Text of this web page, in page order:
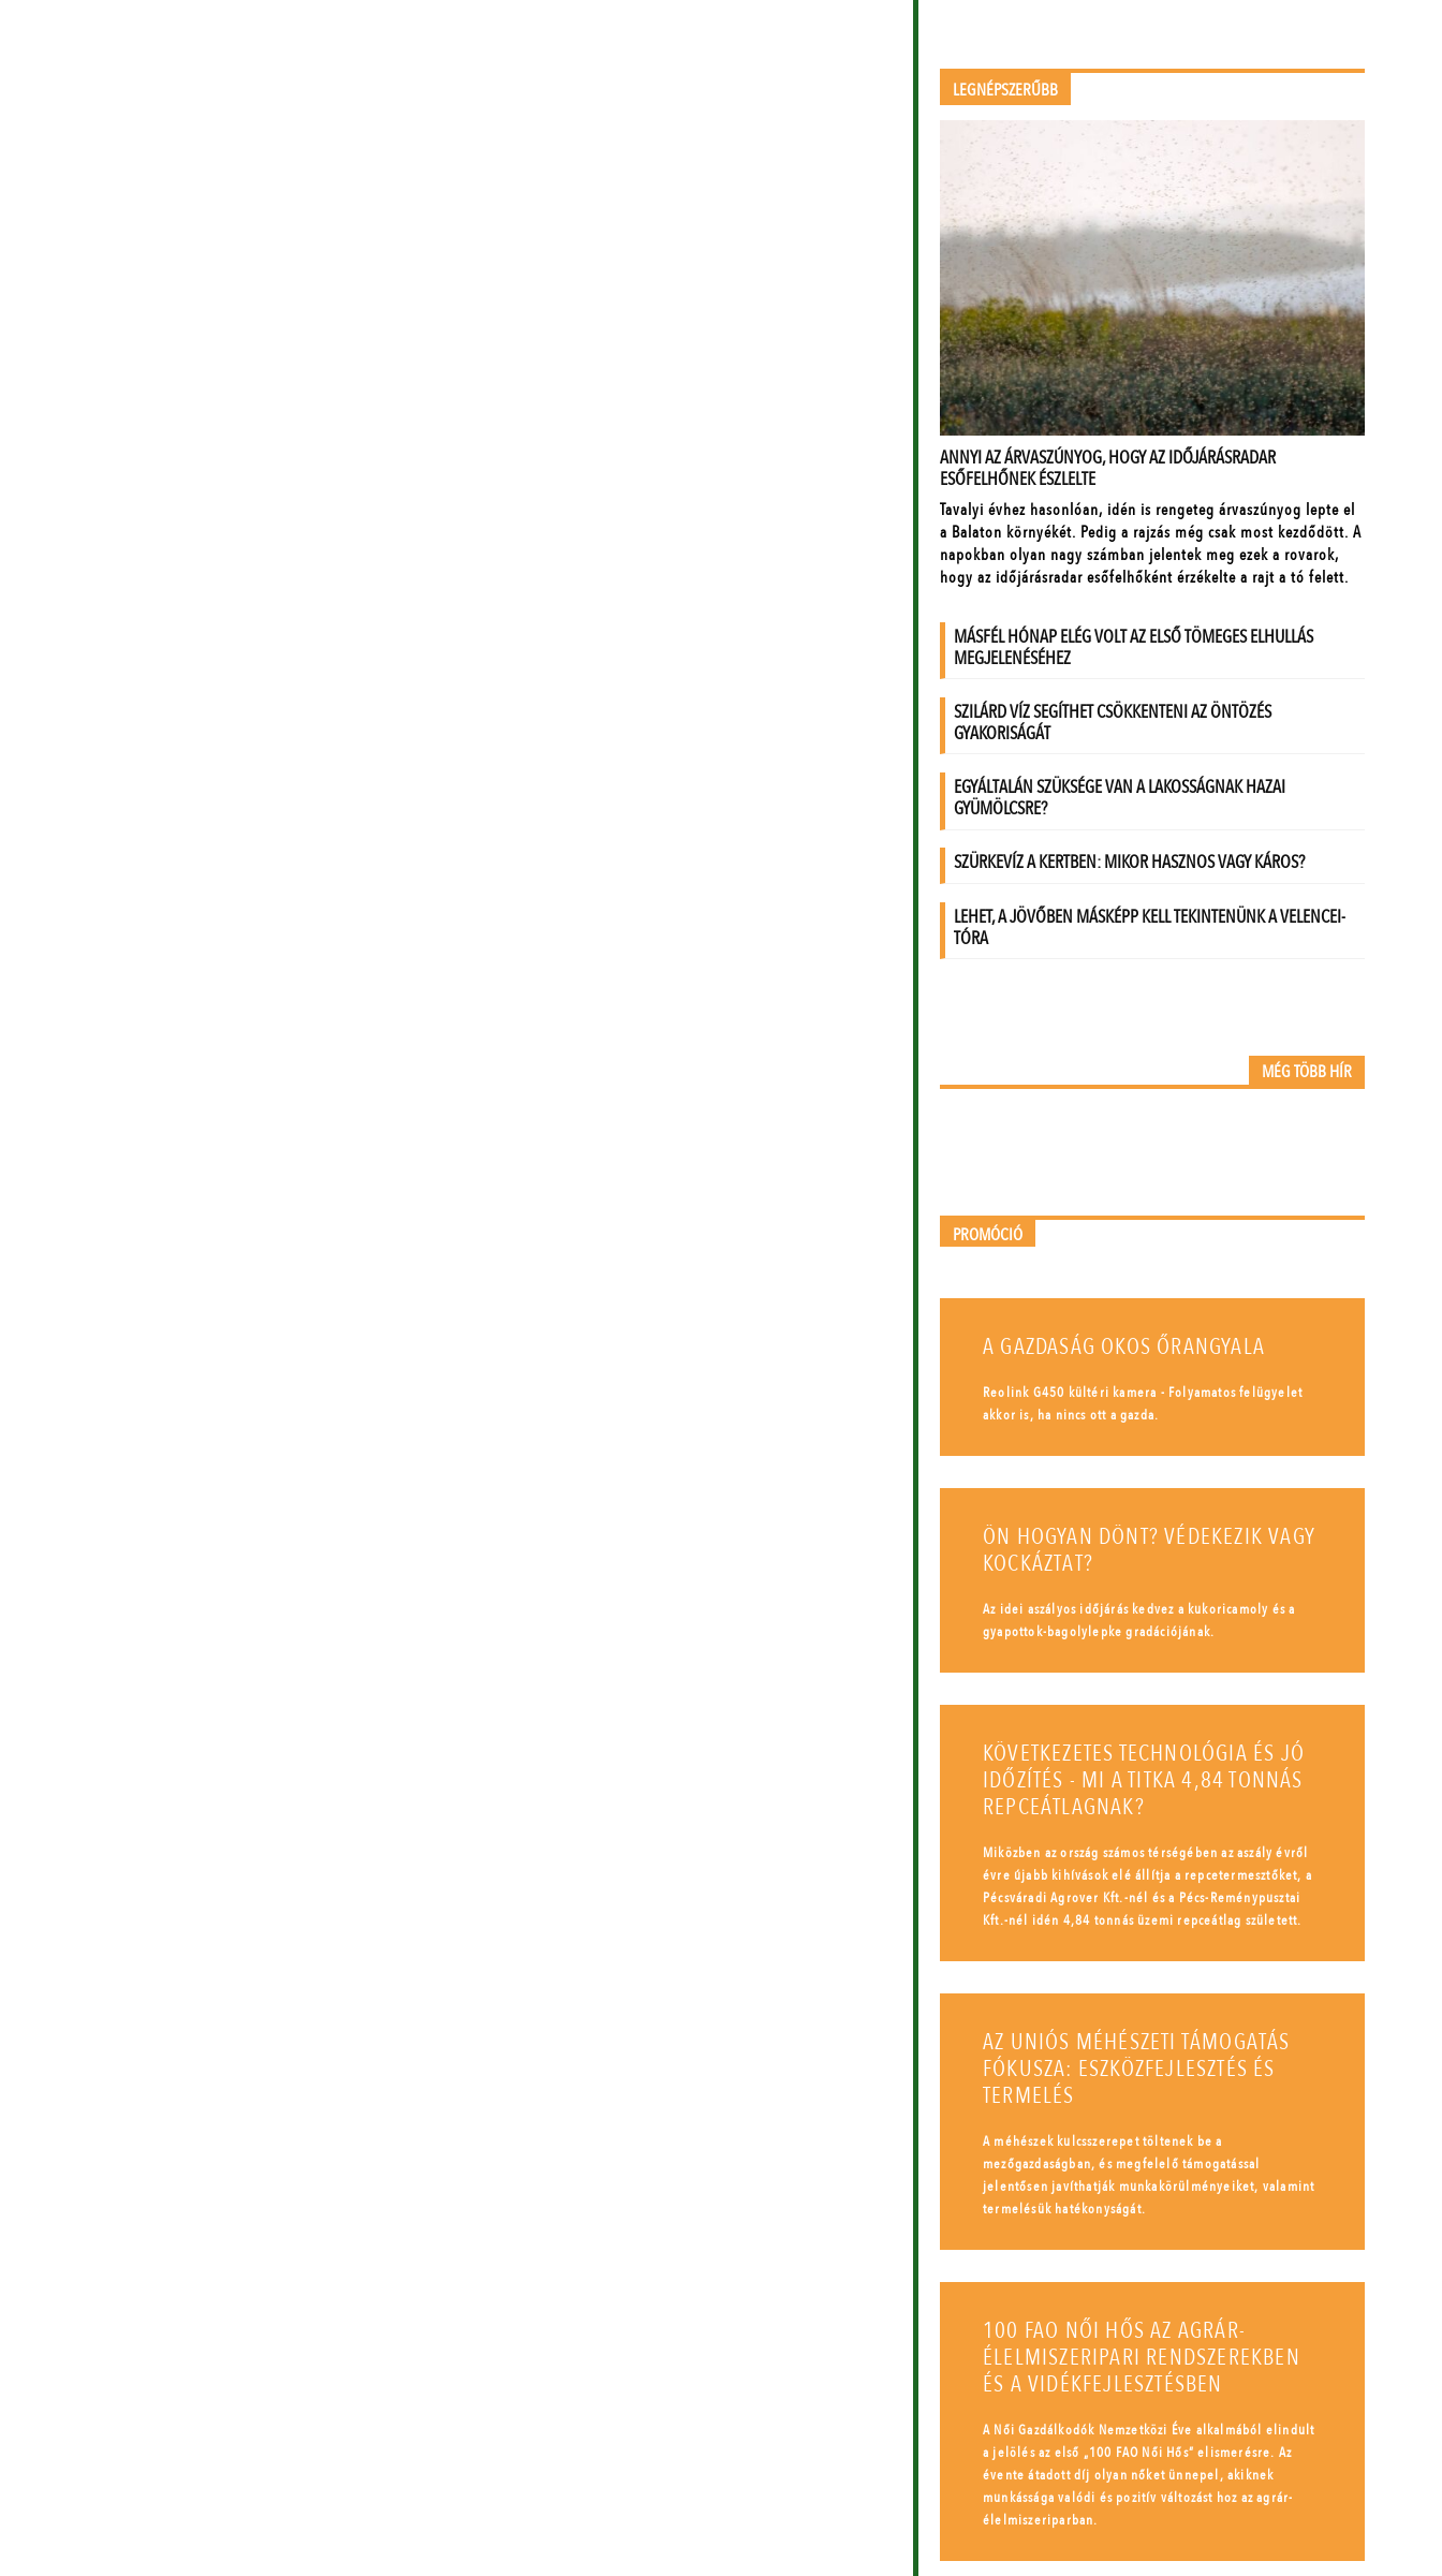
LEGNÉPSZERŰBB
MÉG TÖBB HÍR
PROMÓCIÓ
A GAZDASÁG OKOS ŐRANGYALA
Reolink G450 kültéri kamera - Folyamatos felügyelet
akkor is, ha nincs ott a gazda.
ÖN HOGYAN DÖNT? VÉDEKEZIK VAGY
KOCKÁZTAT?
Az idei aszályos időjárás kedvez a kukoricamoly és a
gyapottok-bagolylepke gradációjának.
KÖVETKEZETES TECHNOLÓGIA ÉS JÓ
IDŐZÍTÉS - MI A TITKA 4,84 TONNÁS
REPCEÁTLAGNAK?
Miközben az ország számos térségében az aszály évről
évre újabb kihívások elé állítja a repcetermesztőket, a
Pécsváradi Agrover Kft.-nél és a Pécs-Reménypusztai
Kft.-nél idén 4,84 tonnás üzemi repceátlag született.
AZ UNIÓS MÉHÉSZETI TÁMOGATÁS
FÓKUSZA: ESZKÖZFEJLESZTÉS ÉS
TERMELÉS
A méhészek kulcsszerepet töltenek be a
mezőgazdaságban, és megfelelő támogatással
jelentősen javíthatják munkakörülményeiket, valamint
termelésük hatékonyságát.
100 FAO NŐI HŐS AZ AGRÁR-
ÉLELMISZERIPARI RENDSZEREKBEN
ÉS A VIDÉKFEJLESZTÉSBEN
A Női Gazdálkodók Nemzetközi Éve alkalmából elindult
a jelölés az első „100 FAO Női Hős” elismerésre. Az
évente átadott díj olyan nőket ünnepel, akiknek
munkássága valódi és pozitív változást hoz az agrár-
élelmiszeriparban.